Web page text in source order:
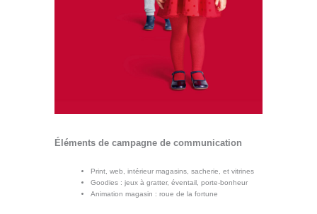
Éléments de campagne de communication
Print, web, intérieur magasins, sacherie, et vitrines
Goodies : jeux à gratter, éventail, porte-bonheur
Animation magasin : roue de la fortune